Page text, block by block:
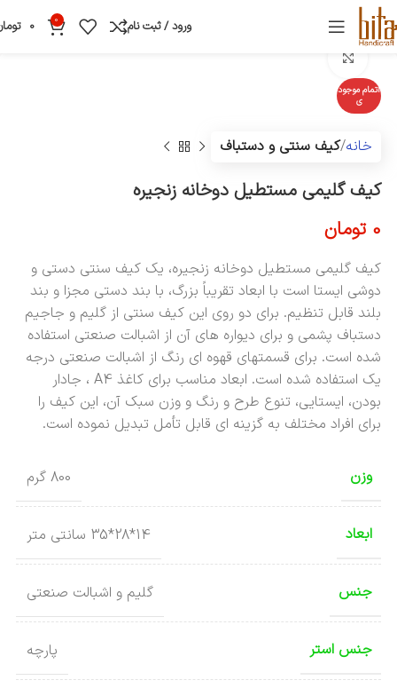
ورود / ثبت نام 0
0
اتمام موجود
ی
خانه کیف سنتی و دستباف
کیف گلیمی مستطیل دوخانه زنجیره
0 تومان
کیف گلیمی مستطیل دوخانه زنجیره، یک کیف سنتی دستی و
دوشی ایستا است با ابعاد تقریباً بزرگ، با بند دستی مجزا و بند
بلند قابل تنظیم. برای دو روی این کیف سنتی از گلیم و جاجیم
دستباف پشمی و برای دیواره های آن از اشبالت صنعتی استفاده
شده است. برای قسمتهای قهوه ای رنگ از اشبالت صنعتی درجه
یک استفاده شده است. ابعاد مناسب برای کاغذ A4 ، جادار
بودن، ایستایی، تنوع طرح و رنگ و وزن سبک آن، این کیف را
برای افراد مختلف به گزینه ای قابل تأمل تبدیل نموده است.
وزن 800 گرم
ابعاد 14*28*35 سانتی متر
جنس گلیم و اشبالت صنعتی
جنس استر پارچه